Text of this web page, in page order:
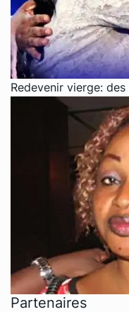
Redevenir vierge:
Partenaires